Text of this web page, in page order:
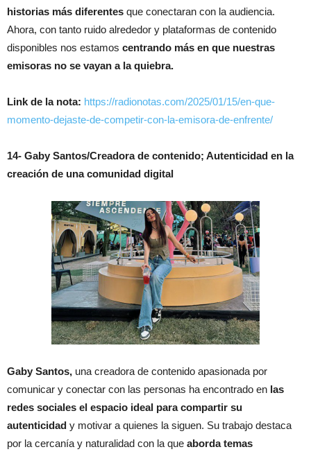
historias más diferentes que conectaran con la audiencia.
Ahora, con tanto ruido alrededor y plataformas de contenido
disponibles nos estamos centrando más en que nuestras
emisoras no se vayan a la quiebra.
Link de la nota: https://radionotas.com/2025/01/15/en-que-
momento-dejaste-de-competir-con-la-emisora-de-enfrente/
14- Gaby Santos/Creadora de contenido; Autenticidad en la
creación de una comunidad digital
Gaby Santos, una creadora de contenido apasionada por
comunicar y conectar con las personas ha encontrado en las
redes sociales el espacio ideal para compartir su
autenticidad y motivar a quienes la siguen. Su trabajo destaca
por la cercanía y naturalidad con la que aborda temas